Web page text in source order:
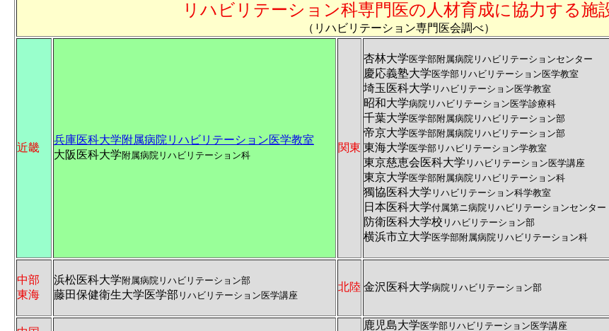
リハビリテーション科専門医の人材育成に協力する施
（リハビリテーション専門医会調べ）
近畿
兵庫医科大学附属病院リハビリテーション医学教室
大阪医科大学附属病院リハビリテーション科
関東
杏林大学医学部附属病院リハビリテーションセンター
慶応義塾大学医学部リハビリテーション医学教室
埼玉医科大学 リハビリテーション医学教室
昭和大学病院リハビリテーション医学診療科
千葉大学医学部附属病院リハビリテーション部
帝京大学医学部附属病院リハビリテーション部
東海大学医学部リハビリテーション学教室
東京慈恵会医科大学 リハビリテーション医学講座
東京大学医学部附属病院リハビリテーション科
獨協医科大学 リハビリテーション科学教室
日本医科大学付属第ニ病院リハビリテーションセンタ
防衛医科大学校 リハビリテーション部
横浜市立大学医学部附属病院リハビリテーション科
中部
東海
浜松医科大学附属病院リハビリテーション部
藤田保健衛生大学医学部 リハビリテーション医学講座
北陸 金沢医科大学病院リハビリテーション部
鹿児島大学医学部リハビリテーション医学講座